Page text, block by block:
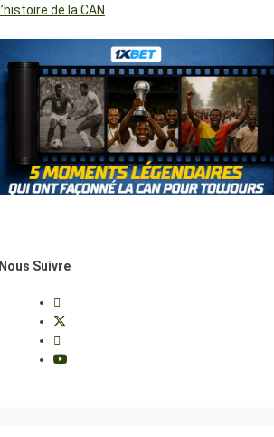
l’histoire de la CAN
Nous Suivre